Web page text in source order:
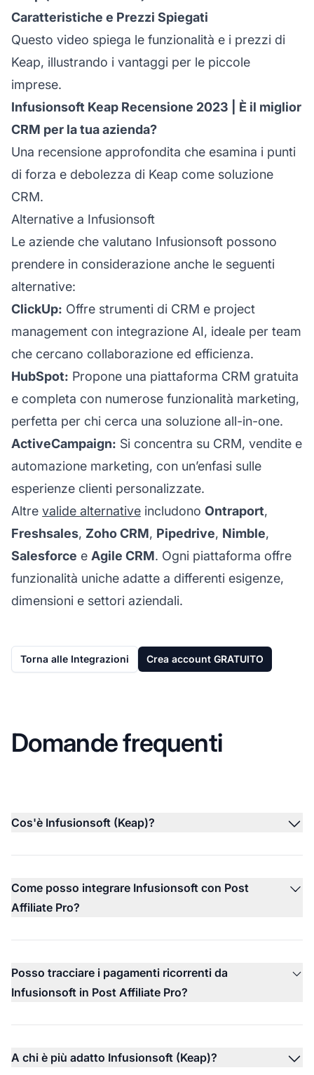
Caratteristiche e Prezzi Spiegati
Questo video spiega le funzionalità e i prezzi di
Keap, illustrando i vantaggi per le piccole
imprese.
Infusionsoft Keap Recensione 2023 | È il miglior
CRM per la tua azienda?
Una recensione approfondita che esamina i punti
di forza e debolezza di Keap come soluzione
CRM.
Alternative a Infusionsoft
Le aziende che valutano Infusionsoft possono
prendere in considerazione anche le seguenti
alternative:
ClickUp: Offre strumenti di CRM e project
management con integrazione AI, ideale per team
che cercano collaborazione ed efficienza.
HubSpot: Propone una piattaforma CRM gratuita
e completa con numerose funzionalità marketing,
perfetta per chi cerca una soluzione all-in-one.
ActiveCampaign: Si concentra su CRM, vendite e
automazione marketing, con un’enfasi sulle
esperienze clienti personalizzate.
Altre valide alternative includono Ontraport,
Freshsales, Zoho CRM, Pipedrive, Nimble,
Salesforce e Agile CRM. Ogni piattaforma offre
funzionalità uniche adatte a differenti esigenze,
dimensioni e settori aziendali.
Torna alle Integrazioni Crea account GRATUITO
Domande frequenti
Cos'è Infusionsoft (Keap)?
Come posso integrare Infusionsoft con Post
Affiliate Pro?
Posso tracciare i pagamenti ricorrenti da
Infusionsoft in Post Affiliate Pro?
A chi è più adatto Infusionsoft (Keap)?